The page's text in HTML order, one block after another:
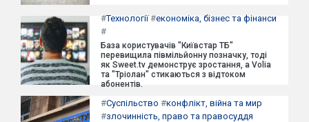
#Технології#економіка, бізнес та фінанси
#
База користувачів "Київстар ТБ"
перевищила півмільйонну позначку, тоді
як Sweet.tv демонструє зростання, а Volia
та "Тріолан" стикаються з відтоком
абонентів.
#Суспільство #конфлікт, війна та мир
#злочинність, право та правосуддя